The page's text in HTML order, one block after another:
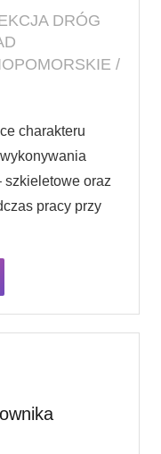
DRÓG
/
charakteru
szkieletowe oraz
pracy przy